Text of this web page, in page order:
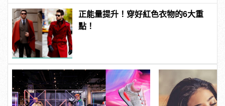
正能量提升！穿好紅色衣物的6大重
點！